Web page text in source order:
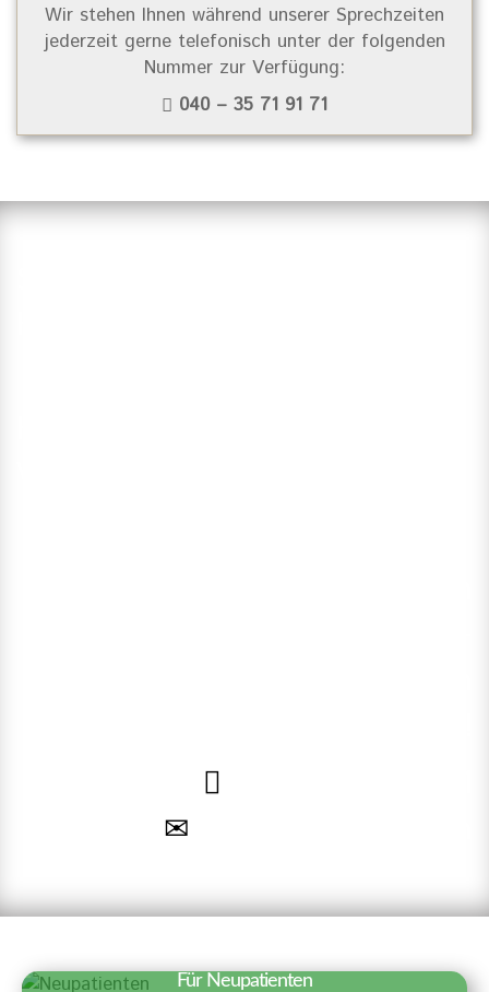
Wir stehen Ihnen während unserer Sprechzeiten
jederzeit gerne telefonisch unter der folgenden
Nummer zur Verfügung:
040 – 35 71 91 71
Für Neupatienten